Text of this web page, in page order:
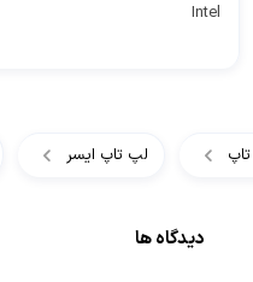
Intel
لپ تاپ ایسر
دیدگاه ها